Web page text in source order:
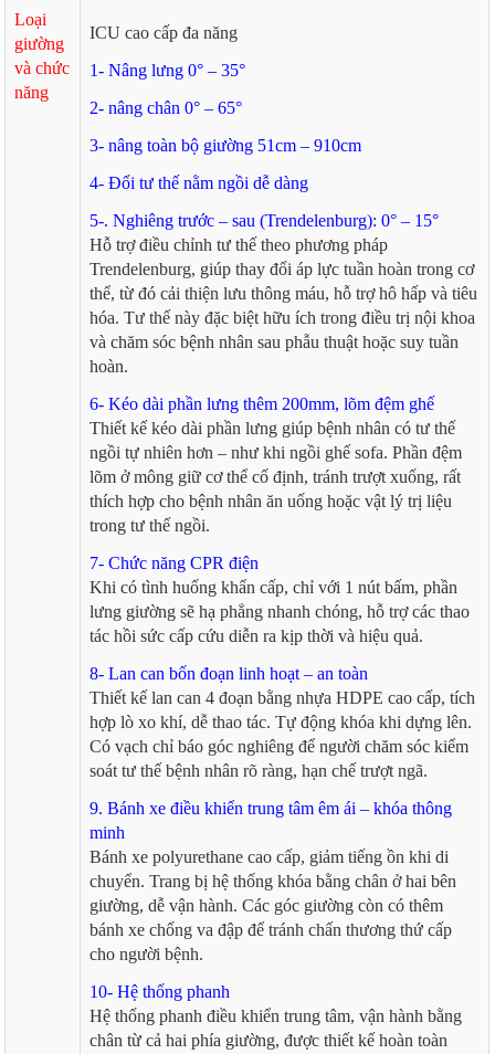
Loại
giường
và chức
năng
ICU cao cấp đa năng
1- Nâng lưng 0° – 35°
2- nâng chân 0° – 65°
3- nâng toàn bộ giường 51cm – 910cm
4- Đổi tư thế nằm ngồi dễ dàng
5-. Nghiêng trước – sau (Trendelenburg): 0° – 15°
Hỗ trợ điều chỉnh tư thế theo phương pháp
Trendelenburg, giúp thay đổi áp lực tuần hoàn trong cơ
thể, từ đó cải thiện lưu thông máu, hỗ trợ hô hấp và tiêu
hóa. Tư thế này đặc biệt hữu ích trong điều trị nội khoa
và chăm sóc bệnh nhân sau phẫu thuật hoặc suy tuần
hoàn.
6- Kéo dài phần lưng thêm 200mm, lõm đệm ghế
Thiết kế kéo dài phần lưng giúp bệnh nhân có tư thế
ngồi tự nhiên hơn – như khi ngồi ghế sofa. Phần đệm
lõm ở mông giữ cơ thể cố định, tránh trượt xuống, rất
thích hợp cho bệnh nhân ăn uống hoặc vật lý trị liệu
trong tư thế ngồi.
7- Chức năng CPR điện
Khi có tình huống khẩn cấp, chỉ với 1 nút bấm, phần
lưng giường sẽ hạ phẳng nhanh chóng, hỗ trợ các thao
tác hồi sức cấp cứu diễn ra kịp thời và hiệu quả.
8- Lan can bốn đoạn linh hoạt – an toàn
Thiết kế lan can 4 đoạn bằng nhựa HDPE cao cấp, tích
hợp lò xo khí, dễ thao tác. Tự động khóa khi dựng lên.
Có vạch chỉ báo góc nghiêng để người chăm sóc kiểm
soát tư thế bệnh nhân rõ ràng, hạn chế trượt ngã.
9. Bánh xe điều khiển trung tâm êm ái – khóa thông
minh
Bánh xe polyurethane cao cấp, giảm tiếng ồn khi di
chuyển. Trang bị hệ thống khóa bằng chân ở hai bên
giường, dễ vận hành. Các góc giường còn có thêm
bánh xe chống va đập để tránh chấn thương thứ cấp
cho người bệnh.
10- Hệ thống phanh
Hệ thống phanh điều khiển trung tâm, vận hành bằng
chân từ cả hai phía giường, được thiết kế hoàn toàn